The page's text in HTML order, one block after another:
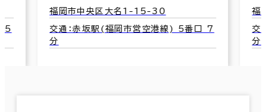
口 7
福岡市中央区大名1-3-46
交通：赤坂駅(福岡市営空港線) 5番口 6